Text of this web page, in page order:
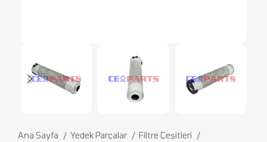
Ana Sayfa Yedek Parçalar
Filtre Çeşitleri